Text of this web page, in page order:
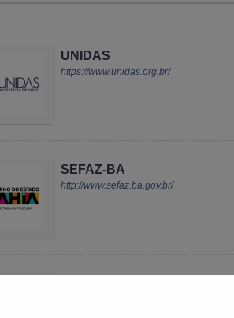
UNIDAS
https://www.unidas.org.br/
SEFAZ-BA
http://www.sefaz.ba.gov.br/